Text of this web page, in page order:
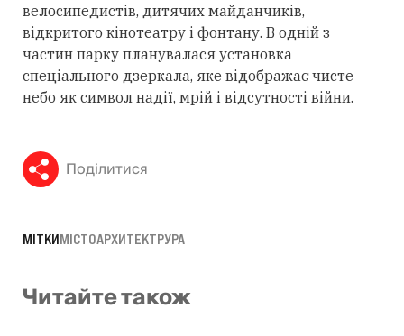
велосипедистів, дитячих майданчиків,
відкритого кінотеатру і фонтану. В одній з
частин парку планувалася установка
спеціального дзеркала, яке відображає чисте
небо як символ надії, мрій і відсутності війни.
Поділитися
МІТКИМІСТОАРХИТЕКТРУРА
Читайте також